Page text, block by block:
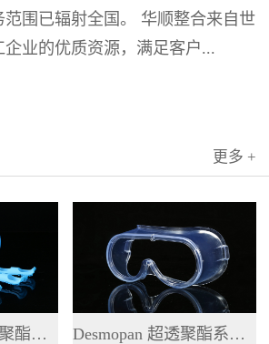
围已辐射全国。 华顺整合来自世
业的优质资源，满足客户...
更多 +
Desmopan 超软级聚酯系列 TPU Desmopan 超透聚酯系列 TPU